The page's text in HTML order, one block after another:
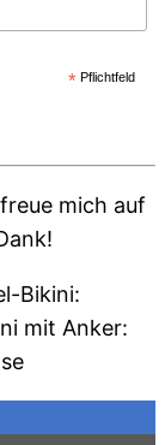
*Pflichtfeld
mich auf
Bikini:
mit Anker: